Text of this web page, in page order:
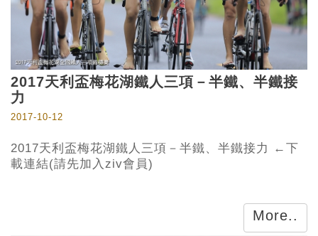
2017天利盃梅花湖鐵人三項－半鐵、半鐵接
力
2017-10-12
2017天利盃梅花湖鐵人三項－半鐵、半鐵接力 ←下
載連結(請先加入ziv會員)
More..